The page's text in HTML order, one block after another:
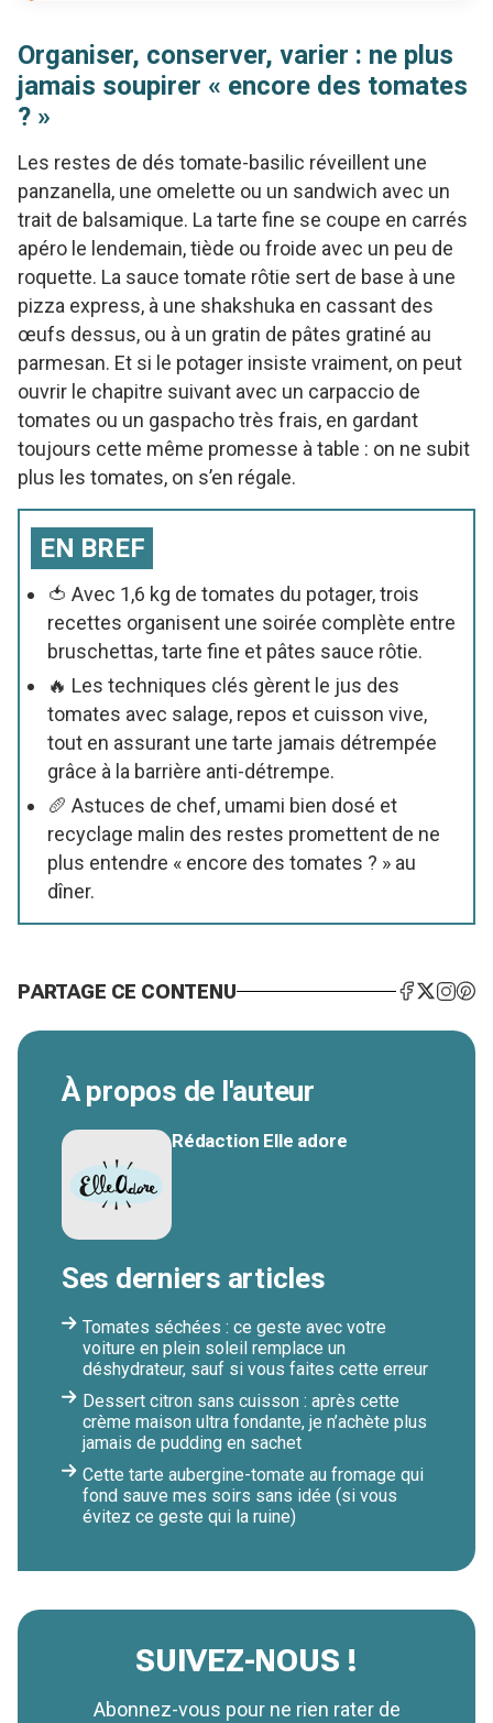
Organiser, conserver, varier : ne plus
jamais soupirer « encore des tomates
? »
Les restes de dés tomate-basilic réveillent une
panzanella, une omelette ou un sandwich avec un
trait de balsamique. La tarte fine se coupe en carrés
apéro le lendemain, tiède ou froide avec un peu de
roquette. La sauce tomate rôtie sert de base à une
pizza express, à une shakshuka en cassant des
œufs dessus, ou à un gratin de pâtes gratiné au
parmesan. Et si le potager insiste vraiment, on peut
ouvrir le chapitre suivant avec un carpaccio de
tomates ou un gaspacho très frais, en gardant
toujours cette même promesse à table : on ne subit
plus les tomates, on s’en régale.
EN BREF
🍅 Avec 1,6 kg de tomates du potager, trois
recettes organisent une soirée complète entre
bruschettas, tarte fine et pâtes sauce rôtie.
🔥 Les techniques clés gèrent le jus des
tomates avec salage, repos et cuisson vive,
tout en assurant une tarte jamais détrempée
grâce à la barrière anti-détrempe.
🥖 Astuces de chef, umami bien dosé et
recyclage malin des restes promettent de ne
plus entendre « encore des tomates ? » au
dîner.
PARTAGE CE CONTENU
À propos de l'auteur
Rédaction Elle adore
Ses derniers articles
Tomates séchées : ce geste avec votre
voiture en plein soleil remplace un
déshydrateur, sauf si vous faites cette erreur
Dessert citron sans cuisson : après cette
crème maison ultra fondante, je n’achète plus
jamais de pudding en sachet
Cette tarte aubergine-tomate au fromage qui
fond sauve mes soirs sans idée (si vous
évitez ce geste qui la ruine)
SUIVEZ-NOUS !
Abonnez-vous pour ne rien rater de